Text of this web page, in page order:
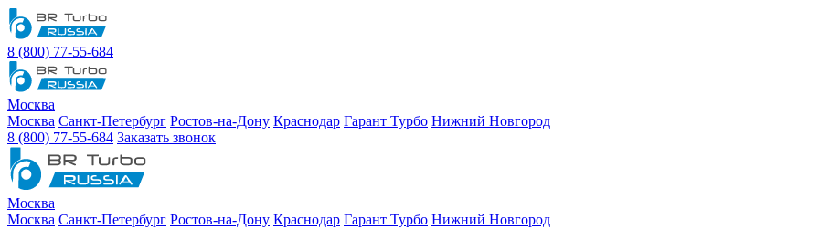
8 (800) 77-55-684
Москва
Москва Санкт-Петербург Ростов-на-Дону Краснодар Гарант Турбо Нижний Новгород
8 (800) 77-55-684 Заказать звонок
Москва
Москва Санкт-Петербург Ростов-на-Дону Краснодар Гарант Турбо Нижний Новгород